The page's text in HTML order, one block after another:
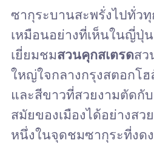
ซากุระบานสะพรั่งไปทั่ว
เหมือนอย่างที่เห็นในญี่ปุ่
เยี่ยมชมสวนคุกสเตรดสว
ใหญ่ใจกลางกรุงสตอกโ
และสีขาวที่สวยงามตัดกั
สมัยของเมืองได้อย่างสว
หนึ่งในจุดชมซากุระที่งด